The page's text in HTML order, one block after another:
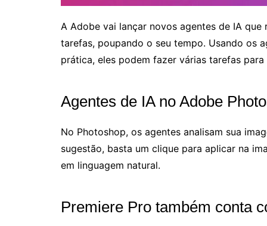
A Adobe vai lançar novos agentes de IA
tarefas, poupando o seu tempo. Usando os
prática, eles podem fazer várias tarefas
Agentes de IA no Adobe
No Photoshop, os agentes analisam sua
sugestão, basta um clique para aplicar na
em linguagem natural.
Premiere Pro também conta